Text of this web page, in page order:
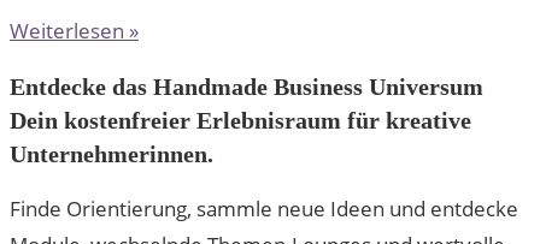
Weiterlesen »
Entdecke das Handmade Business Universum
Dein kostenfreier Erlebnisraum für kreative
Unternehmerinnen.
Finde Orientierung, sammle neue Ideen und entdecke